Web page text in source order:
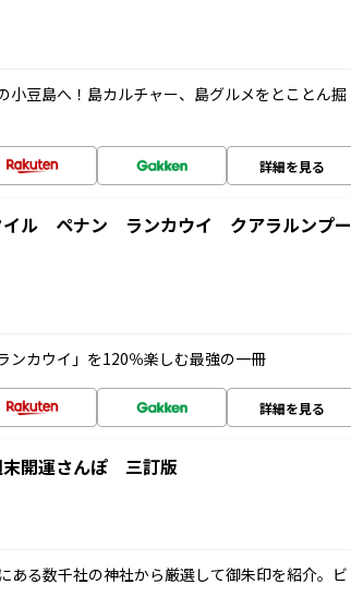
小豆島へ！島カルチャー、島グルメをとことん掘
詳細を見る
ル ペナン ランカウイ クアラルンプー
ンカウイ」を120％楽しむ最強の一冊
詳細を見る
開運さんぽ 三訂版
ある数千社の神社から厳選して御朱印を紹介。ビ